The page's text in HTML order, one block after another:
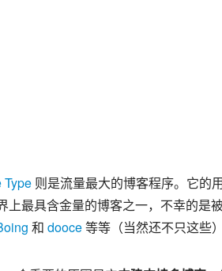
Type 则是流量最大的博客程序。它的
上最具含金量的博客之一，不幸的是
和 dooce 等等（当然还不只这些）